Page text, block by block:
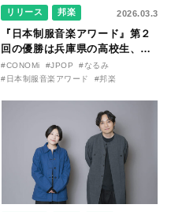
リリース 邦楽 2026.03.3
『日本制服音楽アワード』第２
回の優勝は兵庫県の高校生、な
るみさんに決定！ 授賞式で初オ
リジナル曲「墓場は寝心地悪そ
える彼女の音楽未来図とは？
#CONOMi #JPOP
#なるみ
#日本制服音楽アワード
#邦楽